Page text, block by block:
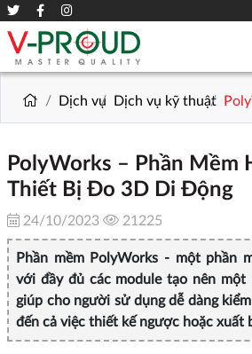
Dịch vụ Dịch vụ kỹ thuật
PolyWorks – Phần Mềm
Thiết Bị Đo 3D Di Động
24/10/2023 21225
Phần mềm PolyWorks - một phần
với đầy đủ các module tạo nên một
giúp cho người sử dụng dễ dàng
đến cả việc thiết kế ngược hoặc xuất